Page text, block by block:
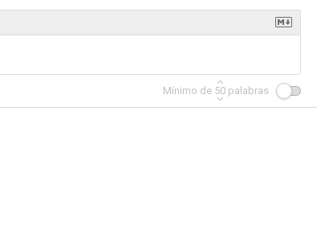
Mínimo de 50 palabras